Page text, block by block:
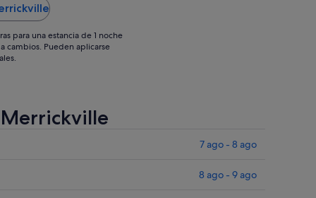
para una estancia de 1 noche
cambios. Pueden aplicarse
7 ago - 8 ago
8 ago - 9 ago